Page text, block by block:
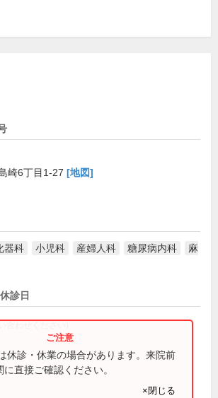
崎6丁目1-27 [地図]
器科 小児科 産婦人科 糖尿病内科
麻
診日
合わせください)
休診・休業の場合があります。来院前
直接ご確認ください。
×閉じる